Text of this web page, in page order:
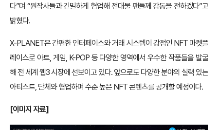
다”며 “원작사들과 긴밀하게 협업해 전대물 팬들께 감동을 전하겠다”고
밝혔다.
X-PLANET은 간편한 인터페이스와 거래 시스템이 강점인 NFT 마켓플
레이스로 아트, 게임, K-POP 등 다양한 영역에서 우수한 작품들을 발굴
해 전 세계 웹3 시장에 선보이고 있다. 앞으로도 다양한 분야의 실력 있는
아티스트, 단체와 협업하며 수준 높은 NFT 콘텐츠를 공개할 예정이다.
[이미지 자료]